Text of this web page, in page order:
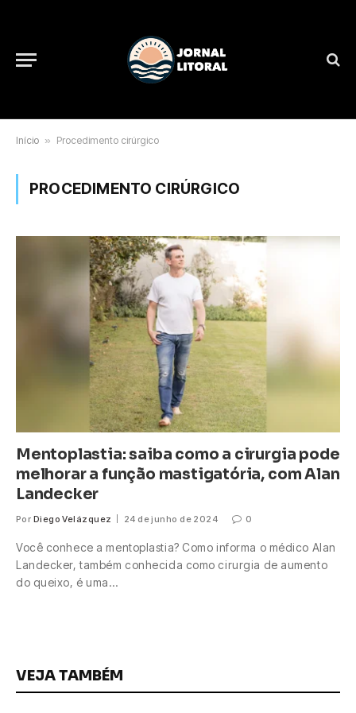
Início » Procedimento cirúrgico
PROCEDIMENTO CIRÚRGICO
Mentoplastia: saiba como a cirurgia pode
melhorar a função mastigatória, com Alan
Landecker
Por Diego Velázquez 24 de junho de 2024 0
Você conhece a mentoplastia? Como informa o médico Alan
Landecker, também conhecida como cirurgia de aumento
do queixo, é uma…
VEJA TAMBÉM